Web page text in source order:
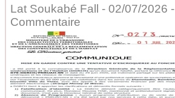
Lat Soukabé Fall - 02/07/2026 -
Commentaire